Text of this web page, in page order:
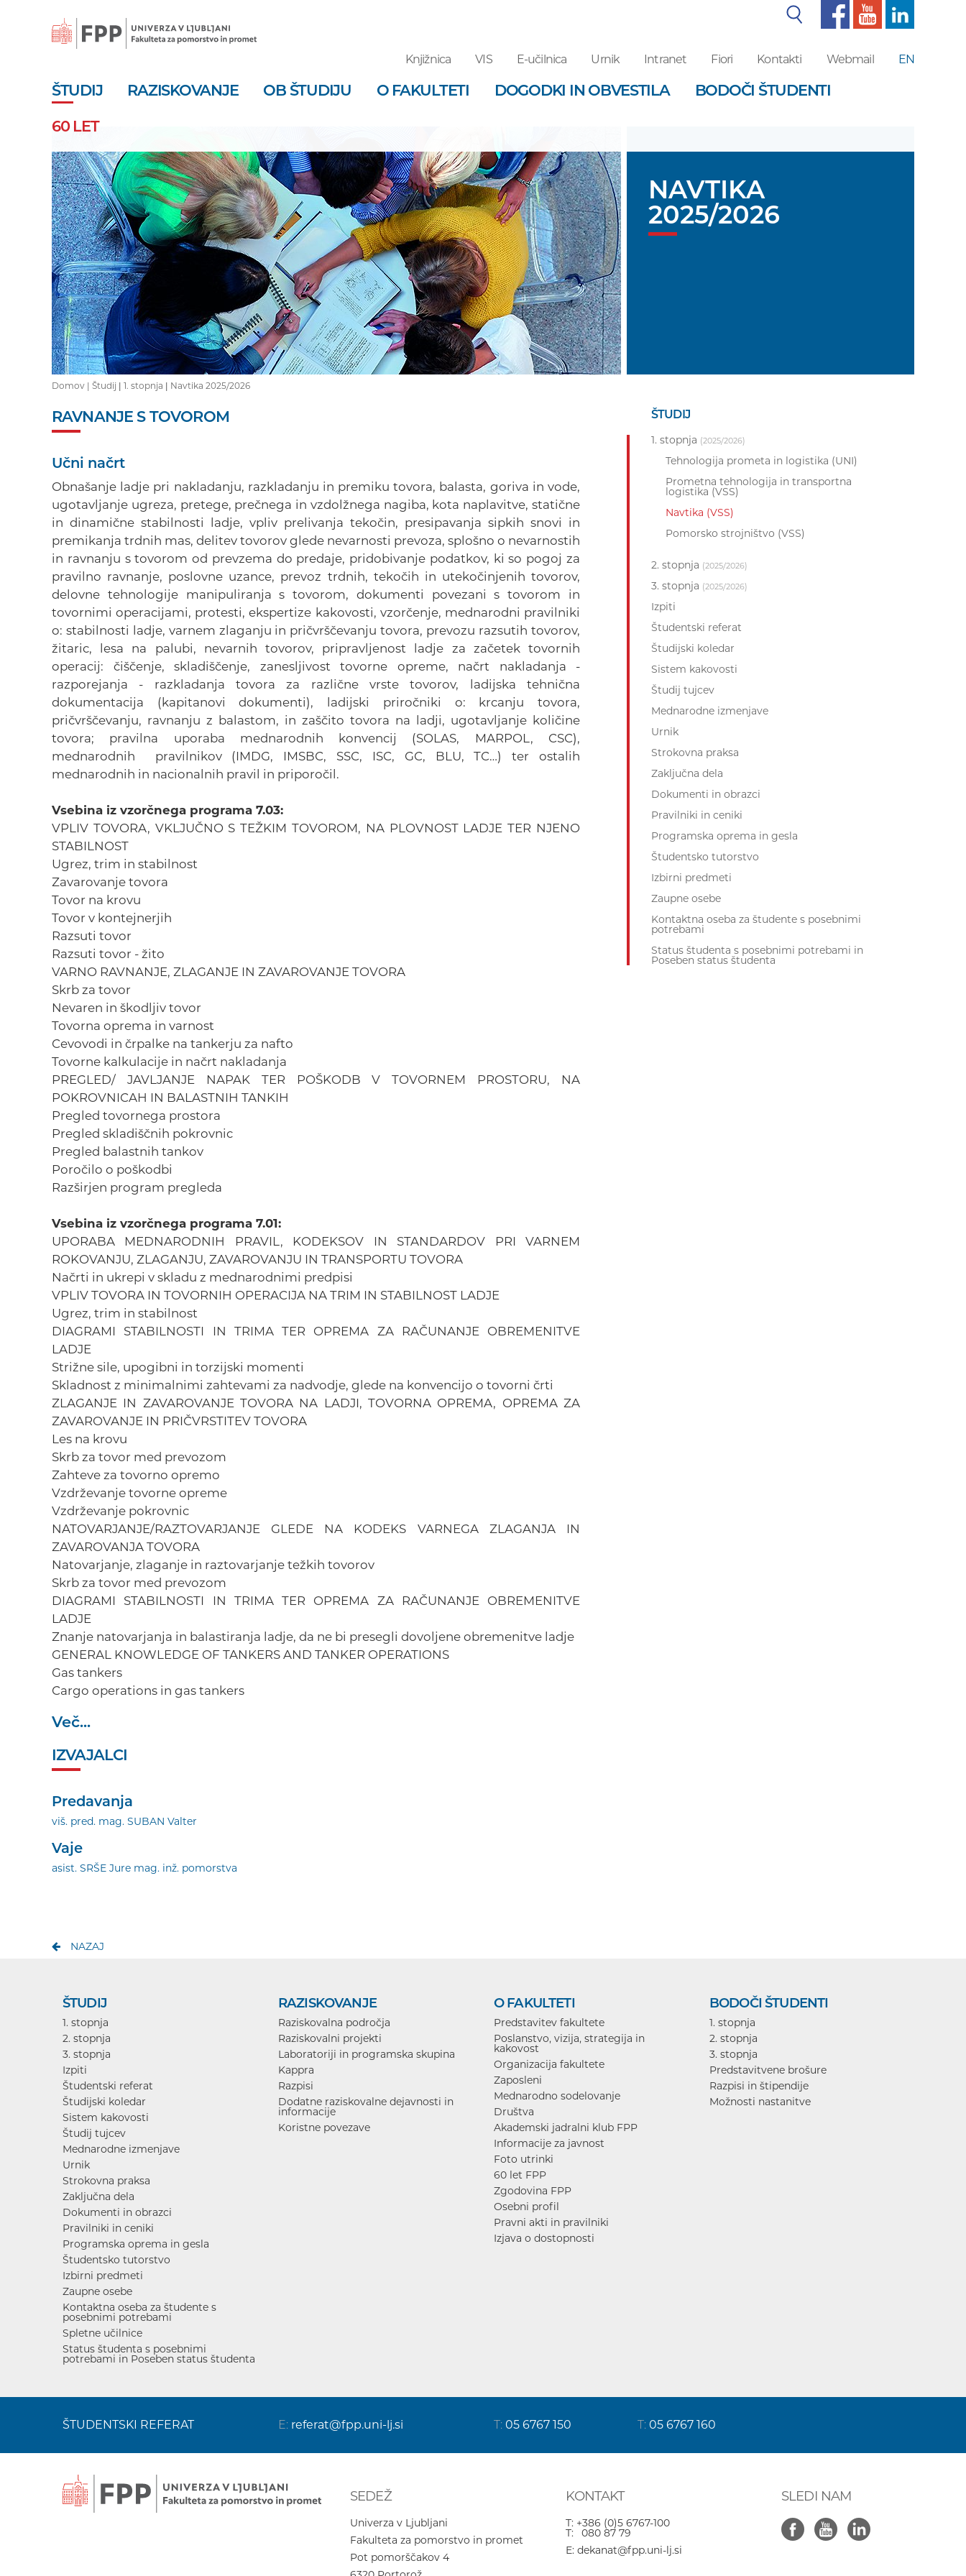
vsebino
Iskalnik
Knjižnica VIS E-učilnica Urnik Intranet Fiori Kontakti Webmail EN
ŠTUDIJ RAZISKOVANJE OB ŠTUDIJU O FAKULTETI DOGODKI IN OBVESTILA
BODOČI ŠTUDENTI
60 LET
NAVTIKA
2025/2026
Domov | Študij | 1. stopnja | Navtika 2025/2026
RAVNANJE S TOVOROM
Učni načrt
Obnašanje ladje pri nakladanju, razkladanju in premiku tovora, balasta, goriva in vode,
ugotavljanje ugreza, pretege, prečnega in vzdolžnega nagiba, kota naplavitve, statične
in dinamične stabilnosti ladje, vpliv prelivanja tekočin, presipavanja sipkih snovi in
premikanja trdnih mas, delitev tovorov glede nevarnosti prevoza, splošno o nevarnostih
in ravnanju s tovorom od prevzema do predaje, pridobivanje podatkov, ki so pogoj za
pravilno ravnanje, poslovne uzance, prevoz trdnih, tekočih in utekočinjenih tovorov,
delovne tehnologije manipuliranja s tovorom, dokumenti povezani s tovorom in
tovornimi operacijami, protesti, ekspertize kakovosti, vzorčenje, mednarodni pravilniki
o: stabilnosti ladje, varnem zlaganju in pričvrščevanju tovora, prevozu razsutih tovorov,
žitaric, lesa na palubi, nevarnih tovorov, pripravljenost ladje za začetek tovornih
operacij: čiščenje, skladiščenje, zanesljivost tovorne opreme, načrt nakladanja -
razporejanja - razkladanja tovora za različne vrste tovorov, ladijska tehnična
dokumentacija (kapitanovi dokumenti), ladijski priročniki o: krcanju tovora,
pričvrščevanju, ravnanju z balastom, in zaščito tovora na ladji, ugotavljanje količine
tovora; pravilna uporaba mednarodnih konvencij (SOLAS, MARPOL, CSC),
mednarodnih pravilnikov (IMDG, IMSBC, SSC, ISC, GC, BLU, TC…) ter ostalih
mednarodnih in nacionalnih pravil in priporočil.
Vsebina iz vzorčnega programa 7.03:
VPLIV TOVORA, VKLJUČNO S TEŽKIM TOVOROM, NA PLOVNOST LADJE TER NJENO
STABILNOST
Ugrez, trim in stabilnost
Zavarovanje tovora
Tovor na krovu
Tovor v kontejnerjih
Razsuti tovor
Razsuti tovor - žito
VARNO RAVNANJE, ZLAGANJE IN ZAVAROVANJE TOVORA
Skrb za tovor
Nevaren in škodljiv tovor
Tovorna oprema in varnost
Cevovodi in črpalke na tankerju za nafto
Tovorne kalkulacije in načrt nakladanja
PREGLED/ JAVLJANJE NAPAK TER POŠKODB V TOVORNEM PROSTORU, NA
POKROVNICAH IN BALASTNIH TANKIH
Pregled tovornega prostora
Pregled skladiščnih pokrovnic
Pregled balastnih tankov
Poročilo o poškodbi
Razširjen program pregleda
Vsebina iz vzorčnega programa 7.01:
UPORABA MEDNARODNIH PRAVIL, KODEKSOV IN STANDARDOV PRI VARNEM
ROKOVANJU, ZLAGANJU, ZAVAROVANJU IN TRANSPORTU TOVORA
Načrti in ukrepi v skladu z mednarodnimi predpisi
VPLIV TOVORA IN TOVORNIH OPERACIJA NA TRIM IN STABILNOST LADJE
Ugrez, trim in stabilnost
DIAGRAMI STABILNOSTI IN TRIMA TER OPREMA ZA RAČUNANJE OBREMENITVE
LADJE
Strižne sile, upogibni in torzijski momenti
Skladnost z minimalnimi zahtevami za nadvodje, glede na konvencijo o tovorni črti
ZLAGANJE IN ZAVAROVANJE TOVORA NA LADJI, TOVORNA OPREMA, OPREMA ZA
ZAVAROVANJE IN PRIČVRSTITEV TOVORA
Les na krovu
Skrb za tovor med prevozom
Zahteve za tovorno opremo
Vzdrževanje tovorne opreme
Vzdrževanje pokrovnic
NATOVARJANJE/RAZTOVARJANJE GLEDE NA KODEKS VARNEGA ZLAGANJA IN
ZAVAROVANJA TOVORA
Natovarjanje, zlaganje in raztovarjanje težkih tovorov
Skrb za tovor med prevozom
DIAGRAMI STABILNOSTI IN TRIMA TER OPREMA ZA RAČUNANJE OBREMENITVE
LADJE
Znanje natovarjanja in balastiranja ladje, da ne bi presegli dovoljene obremenitve ladje
GENERAL KNOWLEDGE OF TANKERS AND TANKER OPERATIONS
Gas tankers
Cargo operations in gas tankers
Več...
IZVAJALCI
Predavanja
viš. pred. mag. SUBAN Valter
Vaje
asist. SRŠE Jure mag. inž. pomorstva
ŠTUDIJ
1. stopnja (2025/2026)
Tehnologija prometa in logistika (UNI)
Prometna tehnologija in transportna
logistika (VSS)
Navtika (VSS)
Pomorsko strojništvo (VSS)
2. stopnja (2025/2026)
3. stopnja (2025/2026)
Izpiti
Študentski referat
Študijski koledar
Sistem kakovosti
Študij tujcev
Mednarodne izmenjave
Urnik
Strokovna praksa
Zaključna dela
Dokumenti in obrazci
Pravilniki in ceniki
Programska oprema in gesla
Študentsko tutorstvo
Izbirni predmeti
Zaupne osebe
Kontaktna oseba za študente s posebnimi
potrebami
Status študenta s posebnimi potrebami in
Poseben status študenta
NAZAJ
ŠTUDIJ
1. stopnja
2. stopnja
3. stopnja
Izpiti
Študentski referat
Študijski koledar
Sistem kakovosti
Študij tujcev
Mednarodne izmenjave
Urnik
Strokovna praksa
Zaključna dela
Dokumenti in obrazci
Pravilniki in ceniki
Programska oprema in gesla
Študentsko tutorstvo
Izbirni predmeti
Zaupne osebe
Kontaktna oseba za študente s
posebnimi potrebami
Spletne učilnice
Status študenta s posebnimi
potrebami in Poseben status študenta
RAZISKOVANJE
Raziskovalna področja
Raziskovalni projekti
Laboratoriji in programska skupina
Kappra
Razpisi
Dodatne raziskovalne dejavnosti in
informacije
Koristne povezave
O FAKULTETI
Predstavitev fakultete
Poslanstvo, vizija, strategija in
kakovost
Organizacija fakultete
Zaposleni
Mednarodno sodelovanje
Društva
Akademski jadralni klub FPP
Informacije za javnost
Foto utrinki
60 let FPP
Zgodovina FPP
Osebni profil
Pravni akti in pravilniki
Izjava o dostopnosti
BODOČI ŠTUDENTI
1. stopnja
2. stopnja
3. stopnja
Predstavitvene brošure
Razpisi in štipendije
Možnosti nastanitve
ŠTUDENTSKI REFERAT E: referat@fpp.uni-lj.si T: 05 6767 150 T: 05 6767 160
SEDEŽ
Univerza v Ljubljani
Fakulteta za pomorstvo in promet
Pot pomorščakov 4
KONTAKT
T: +386 (0)5 6767-100
T:
080 87 79
E: dekanat@fpp.uni-lj.si
SLEDI NAM